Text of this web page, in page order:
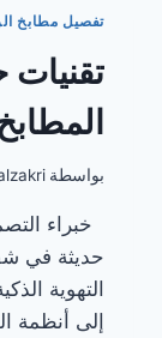
تفصيل مطابخ
بواسطة
خبراء
حديثة في
التهوية
إلى أنظمة